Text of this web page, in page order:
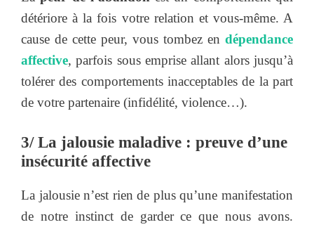
détériore à la fois votre relation et vous-même. A
cause de cette peur, vous tombez en dépendance
affective, parfois sous emprise allant alors jusqu’à
tolérer des comportements inacceptables de la part
de votre partenaire (infidélité, violence…).
3/ La jalousie maladive : preuve d’une
insécurité affective
La jalousie n’est rien de plus qu’une manifestation
de notre instinct de garder ce que nous avons.